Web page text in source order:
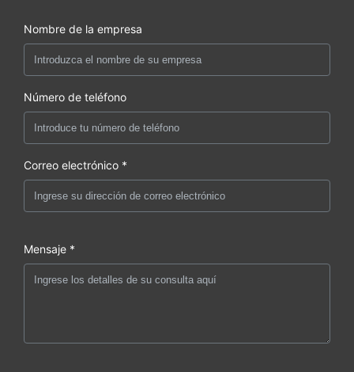
Nombre de la empresa
Número de teléfono
Correo electrónico *
Mensaje *